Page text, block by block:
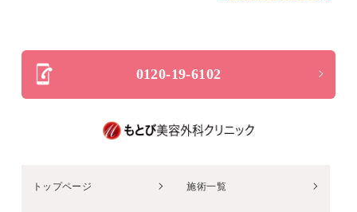
0120-19-6102
トップページ 施術一覧